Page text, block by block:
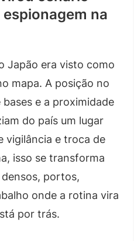
na
Japão era visto como
mapa. A posição no
e a proximidade
do país um lugar
vigilância e troca de
isso se transforma
portos,
onde a rotina vira
por trás.